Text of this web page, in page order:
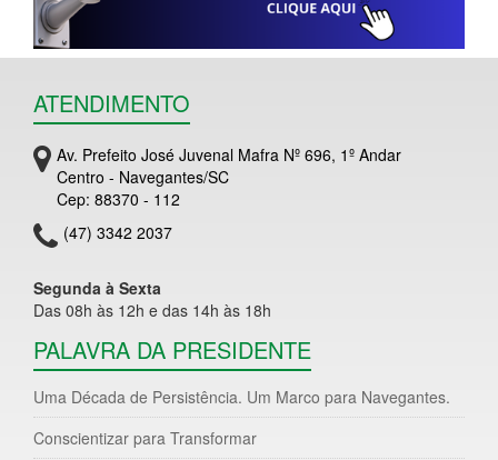
ATENDIMENTO
Av. Prefeito José Juvenal Mafra Nº 696, 1º Andar
Centro - Navegantes/SC
Cep: 88370 - 112
(47) 3342 2037
Segunda à Sexta
Das 08h às 12h e das 14h às 18h
PALAVRA DA PRESIDENTE
Uma Década de Persistência. Um Marco para Navegantes.
Conscientizar para Transformar